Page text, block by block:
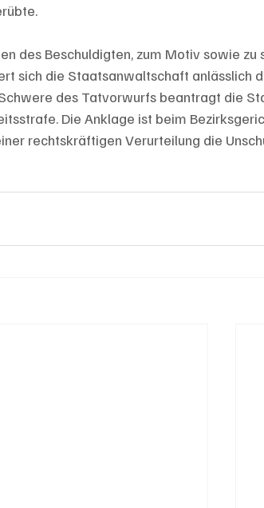
des Beschuldigten, zum Motiv sowie zu
sich die Staatsanwaltschaft anlässlich
des Tatvorwurfs beantragt die
Die Anklage ist beim
rechtskräftigen Verurteilung die